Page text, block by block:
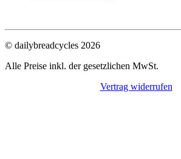
© dailybreadcycles 2026
Alle Preise inkl. der gesetzlichen MwSt.
Vertrag widerrufen